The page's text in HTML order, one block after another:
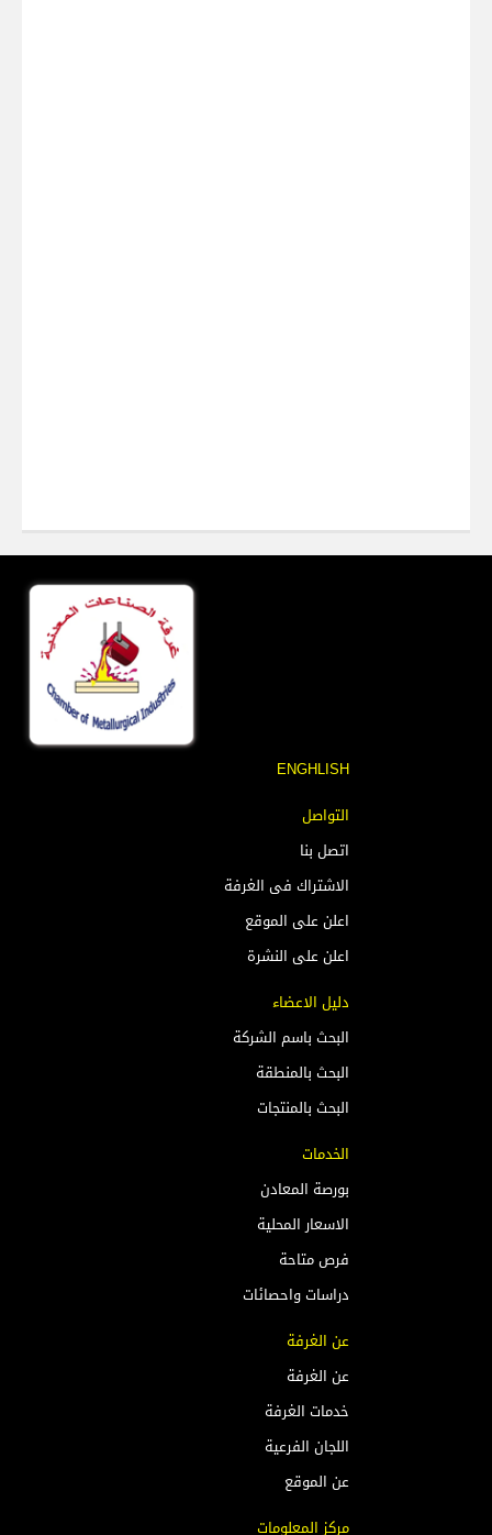
ENGHLISH
التواصل
اتصل بنا
الاشتراك فى الغرفة
اعلن على الموقع
اعلن على النشرة
دليل الاعضاء
البحث باسم الشركة
البحث بالمنطقة
البحث بالمنتجات
الخدمات
بورصة المعادن
الاسعار المحلية
فرص متاحة
دراسات واحصائات
عن الغرفة
عن الغرفة
خدمات الغرفة
اللجان الفرعية
عن الموقع
مركز المعلومات